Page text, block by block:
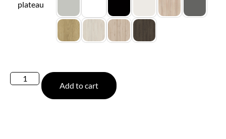
plateau
Add to cart